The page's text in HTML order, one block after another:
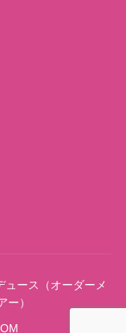
ース（オーダーメ
ー）